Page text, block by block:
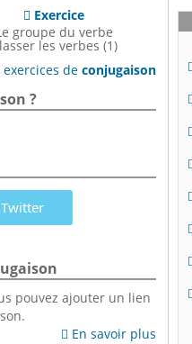
 Exercice
groupe du verbe
les verbes (1)
exercices deconjugaison
?
Twitter
pouvez ajouter un lien
 En savoir plus